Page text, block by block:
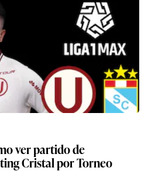
ver partido de
Cristal por Torneo